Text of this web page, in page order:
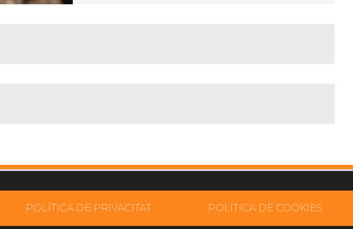
POLÍTICA DE PRIVACITAT POLÍTICA DE COOKIES